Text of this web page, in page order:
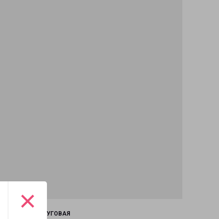
×
КРАСНОДАР КРУГОВАЯ